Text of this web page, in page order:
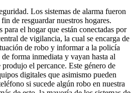
Los sistemas de alarma fueron
de resguardar nuestros hogares.
para el hogar que están conectadas por
de vigilancia, la cual se encarga de
de robo y informar a la policía
de forma inmediata y vayan hasta al
produjo el percance. Este género de
digitales que asimismo pueden
si sucede algún robo en nuestra